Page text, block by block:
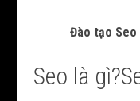
Đào tạo
Seo là